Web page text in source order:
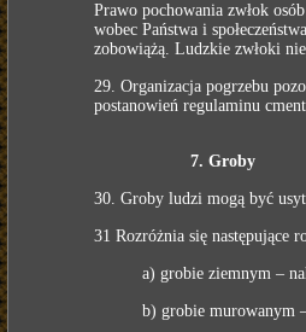
Prawo pochowania zwłok
wobec Państwa i
zobowiążą. Ludzkie zwłoki
29. Organizacja pogrzebu
postanowień regulaminu
7. Groby
30. Groby ludzi mogą być
31 Rozróżnia się następujące
a) grobie ziemnym –
b) grobie murowanym